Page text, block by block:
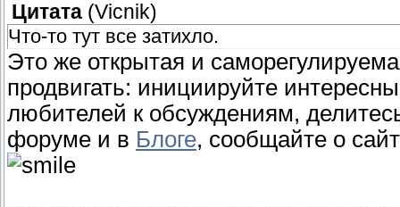
Цитата (Vicnik)
Что-то тут все затихло.
Это же открытая и
продвигать: инициируйте
любителей к обсуждениям,
форуме и в Блоге, сообщайте о